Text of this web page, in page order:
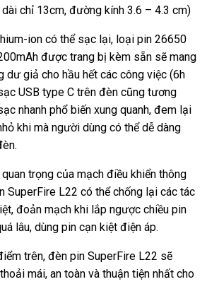
chỉ 13cm, đường kính 3.6 – 4.3 cm)
ion có thể sạc lại, loại pin 26650
được trang bị kèm sẵn sẽ mang
dư giả cho hầu hết các công việc (6h
USB type C trên đèn cũng tương
nhanh phổ biến xung quanh, đem lại
khi mà người dùng có thể dễ dàng
trọng của mạch điều khiển thông
SuperFire L22 có thể chống lại các tác
đoản mạch khi lắp ngược chiều pin
lâu, dùng pin cạn kiệt điện áp.
trên, đèn pin SuperFire L22 sẽ
mái, an toàn và thuận tiện nhất cho